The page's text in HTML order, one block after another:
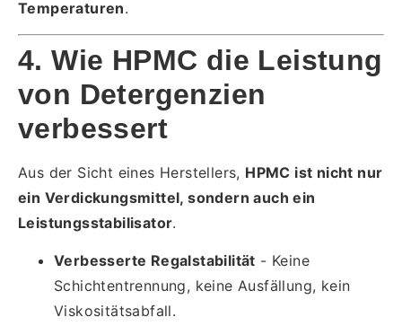
Temperaturen.
4. Wie HPMC die Leistung
von Detergenzien
verbessert
Aus der Sicht eines Herstellers, HPMC ist nicht nur
ein Verdickungsmittel, sondern auch ein
Leistungsstabilisator.
Verbesserte Regalstabilität - Keine
Schichtentrennung, keine Ausfällung, kein
Viskositätsabfall.